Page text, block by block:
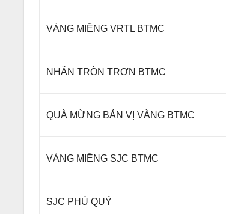
VÀNG MIẾNG VRTL BTMC
NHẪN TRÒN TRƠN BTMC
QUÀ MỪNG BẢN VỊ VÀNG BTMC
VÀNG MIẾNG SJC BTMC
SJC PHÚ QUÝ